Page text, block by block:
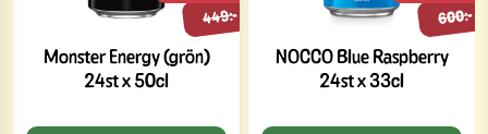
Monster Energy (grön)
24st x 50cl
449:-
NOCCO Blue Raspberry
24st x 33cl
600:-